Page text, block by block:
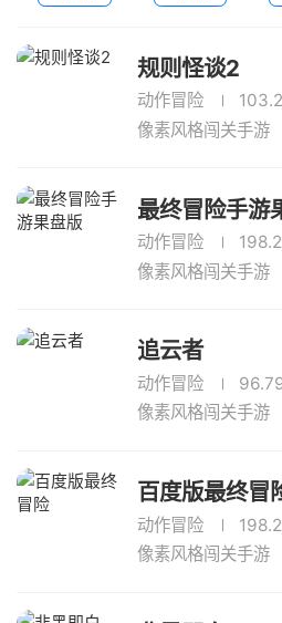
规则怪谈2
动作冒险
像素风格闯关手游
最终冒险手游
动作冒险
像素风格闯关手游
追云者
动作冒险
像素风格闯关手游
百度版最终冒
动作冒险
像素风格闯关手游